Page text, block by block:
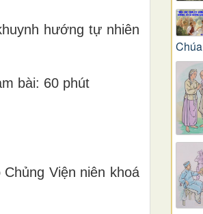
hướng tự nhiên
bài: 60 phút
Viện niên khoá
Chúa